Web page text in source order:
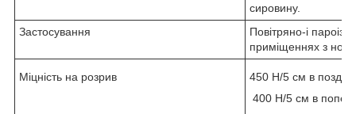
сировину.
Застосування
Повітряно-і
приміщеннях з
Міцність на розрив
450 Н/5 см в
400 Н/5 см в